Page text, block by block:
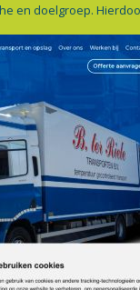
en doelgroep.